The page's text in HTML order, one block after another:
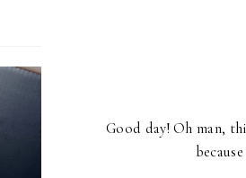
Good day! Oh man,